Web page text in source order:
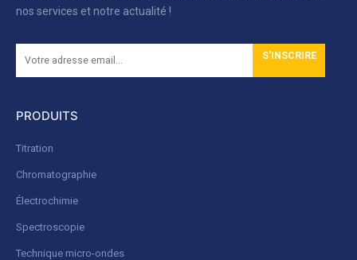
nos services et notre actualité !
S'INSCRIRE
PRODUITS
Titration
Chromatographie
Électrochimie
Spectroscopie
Technique micro-ondes